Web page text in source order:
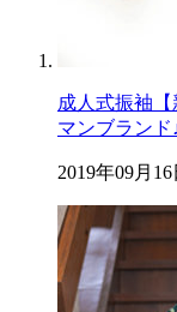
成人式振袖
マンブランド
2019年09月16